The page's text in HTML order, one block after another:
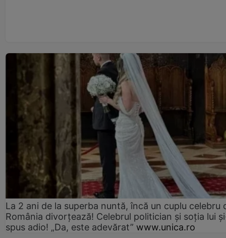
La 2 ani de la superba nuntă, încă un cuplu celebru
România divorțează! Celebrul politician și soția lui
spus adio! „Da, este adevărat” www.unica.ro